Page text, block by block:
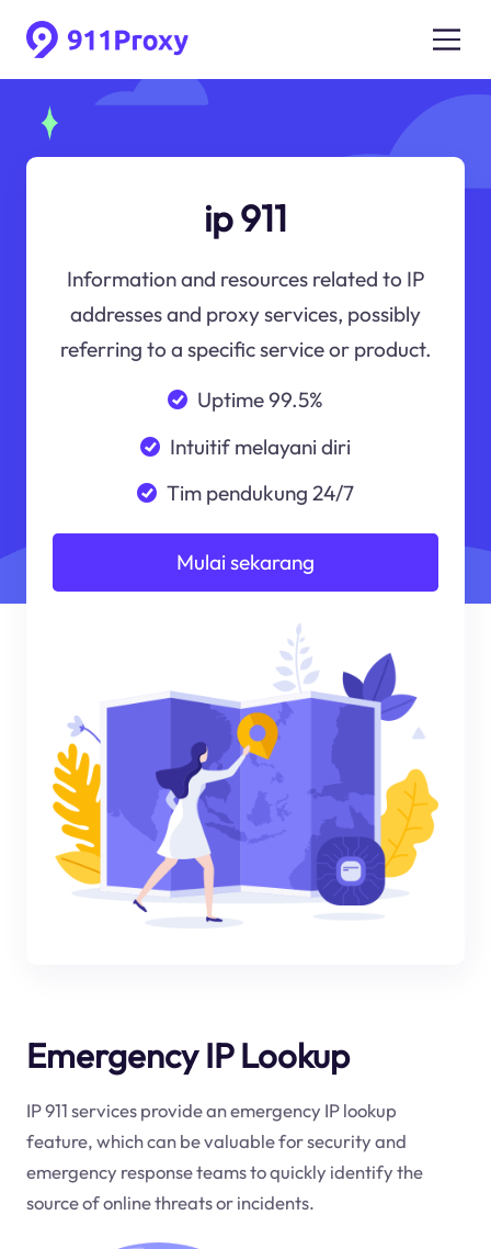
ip 911
Information and resources related to IP
addresses and proxy services, possibly
referring to a specific service or product.
Uptime 99.5%
Intuitif melayani diri
Tim pendukung 24/7
Mulai sekarang
Emergency IP Lookup
IP 911 services provide an emergency IP lookup
feature, which can be valuable for security and
emergency response teams to quickly identify the
source of online threats or incidents.